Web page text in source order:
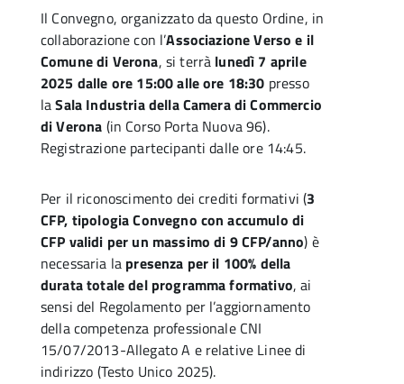
Il Convegno, organizzato da questo Ordine, in
collaborazione con l’Associazione Verso e il
Comune di Verona, si terrà lunedì 7 aprile
2025 dalle ore 15:00 alle ore 18:30 presso
laSala Industria della Camera di Commercio
di Verona (in Corso Porta Nuova 96).
Registrazione partecipanti dalle ore 14:45.
Per il riconoscimento dei crediti formativi (3
CFP, tipologia Convegno con accumulo di
CFP validi per un massimo di 9 CFP/anno) è
necessaria la presenza per il 100% della
durata totale del programma formativo, ai
sensi del Regolamento per l’aggiornamento
della competenza professionale CNI
15/07/2013-Allegato A e relative Linee di
indirizzo (Testo Unico 2025).